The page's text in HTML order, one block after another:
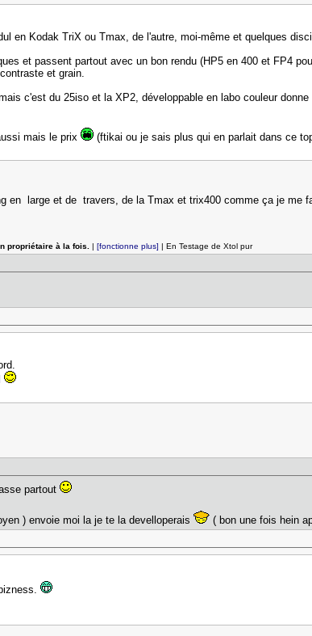
en Kodak TriX ou Tmax, de l'autre, moi-même et quelques
et passent partout avec un bon rendu (HP5 en 400 et FP4
et grain.
c'est du 25iso et la XP2, développable en labo couleur
mais le prix (ftikai ou je sais plus qui en parlait dans ce
en large et de travers, de la Tmax et trix400 comme ça je me
propriétaire à la fois.
|[fonctionne plus] | En Testage de Xtol pur
partout
) envoie moi la je te la develloperais ( bon une fois hein